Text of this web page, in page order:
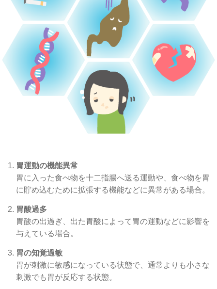
胃運動の機能異常
胃に入った食べ物を十二指腸へ送る運動や、食べ物を胃
に貯め込むために拡張する機能などに異常がある場合。
胃酸過多
胃酸の出過ぎ、出た胃酸によって胃の運動などに影響を
与えている場合。
胃の知覚過敏
胃が刺激に敏感になっている状態で、通常よりも小さな
刺激でも胃が反応する状態。